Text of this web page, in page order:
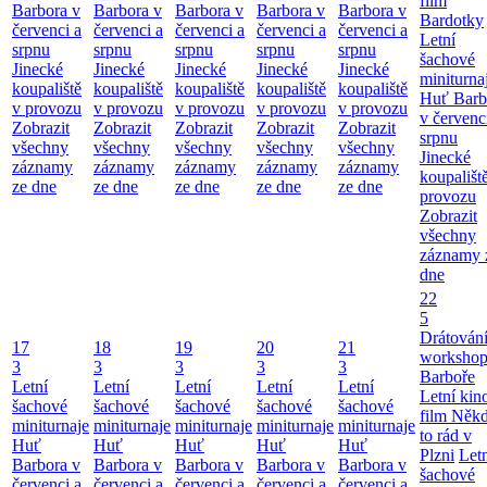
Barbora v
červenci a
srpnu
Jinecké
koupaliště
v provozu
Zobrazit
všechny
záznamy
ze dne
Barbora v
červenci a
srpnu
Jinecké
koupaliště
v provozu
Zobrazit
všechny
záznamy
ze dne
Barbora v
červenci a
srpnu
Jinecké
koupaliště
v provozu
Zobrazit
všechny
záznamy
ze dne
Barbora v
červenci a
srpnu
Jinecké
koupaliště
v provozu
Zobrazit
všechny
záznamy
ze dne
Barbora v
červenci a
srpnu
Jinecké
koupaliště
v provozu
Zobrazit
všechny
záznamy
ze dne
Bardotky
Letní
šachové
Huť
v
srpnu
Jinecké
provozu
Zobrazit
všechny
záznamy
dne
17
3
Letní
šachové
miniturnaje
Huť
Barbora v
18
3
Letní
šachové
miniturnaje
Huť
Barbora v
19
3
Letní
šachové
miniturnaje
Huť
Barbora v
20
3
Letní
šachové
miniturnaje
Huť
Barbora v
21
3
Letní
šachové
miniturnaje
Huť
Barbora v
22
5
Barboře
Letní
film
to rád v
Plzni
šachové